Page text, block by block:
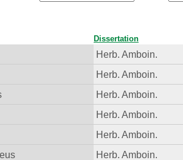
Dissertation
Herb. Amboin.
Herb. Amboin.
Herb. Amboin.
Herb. Amboin.
Herb. Amboin.
Herb. Amboin.